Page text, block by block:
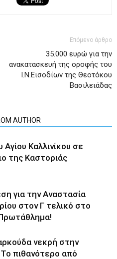
Επόμενο άρθρο
35.000 ευρώ για την
ανακατασκευή της οροφής του
Ι.Ν.Εισοδίων της Θεοτόκου
Βασιλειάδας
AUTHOR
Καλλινίκου σε
της Καστοριάς
για την Αναστασία
στον Γ τελικό στο
νεκρή στην
πιθανότερο από